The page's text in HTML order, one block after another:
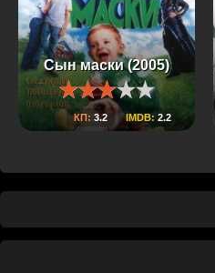
Сын маски (2005)
КП: 3.2 IMDB: 2.2